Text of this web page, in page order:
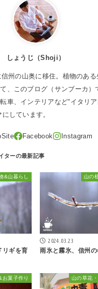
しょうじ（Shoji）
州の山奥に移住。植物のあ
、このブログ（サンブーカ）
車、インテリアなど“イタリ
しています。
&山暮らし
リギを育
山の
2024.03.23
雨氷と霧氷、信州の
お菓子作り 山の草花